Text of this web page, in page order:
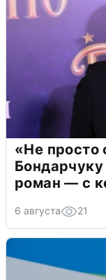
«Не просто
роман — с
6 августа 21